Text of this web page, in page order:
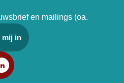
en mailings (oa.
mij in